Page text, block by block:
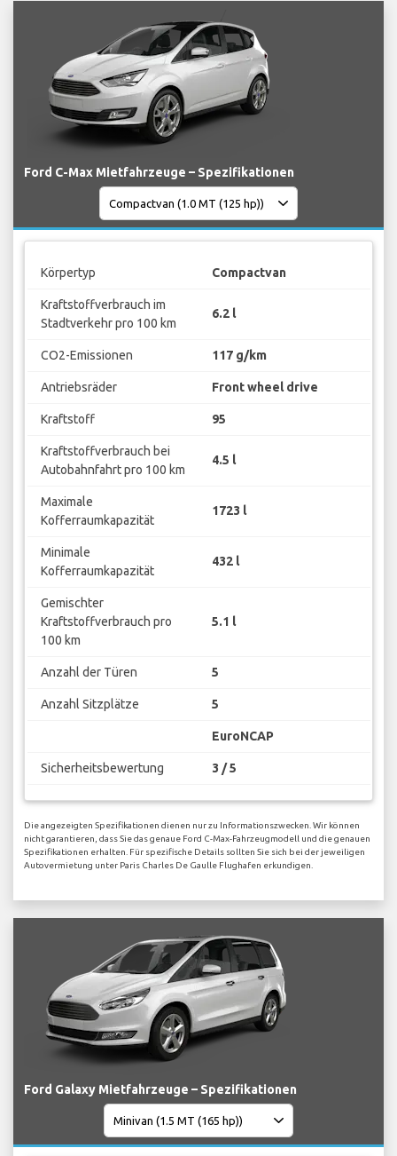
Ford C-Max Mietfahrzeuge – Spezifikationen
Körpertyp Compactvan
Kraftstoffverbrauch im
Stadtverkehr pro 100 km
6.2 l
CO2-Emissionen 117 g/km
Antriebsräder Front wheel drive
Kraftstoff 95
Kraftstoffverbrauch bei
Autobahnfahrt pro 100 km
4.5 l
Maximale
Kofferraumkapazität
1723 l
Minimale
Kofferraumkapazität
432 l
Gemischter
Kraftstoffverbrauch pro
100 km
5.1 l
Anzahl der Türen 5
Anzahl Sitzplätze 5
EuroNCAP
Sicherheitsbewertung 3 / 5
Die angezeigten Spezifikationen dienen nur zu Informationszwecken. Wir können
nicht garantieren, dass Sie das genaue Ford C-Max-Fahrzeugmodell und die genauen
Spezifikationen erhalten. Für spezifische Details sollten Sie sich bei der jeweiligen
Autovermietung unter Paris Charles De Gaulle Flughafen erkundigen.
Ford Galaxy Mietfahrzeuge – Spezifikationen